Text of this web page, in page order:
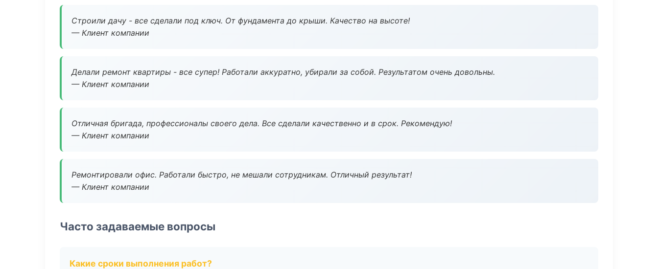
Строили дачу - все сделали под ключ. От фундамента до крыши. Качество на высоте!
— Клиент компании
Делали ремонт квартиры - все супер! Работали аккуратно, убирали за собой. Результатом очень довольны.
— Клиент компании
Отличная бригада, профессионалы своего дела. Все сделали качественно и в срок. Рекомендую!
— Клиент компании
Ремонтировали офис. Работали быстро, не мешали сотрудникам. Отличный результат!
— Клиент компании
Часто задаваемые вопросы
Какие сроки выполнения работ?